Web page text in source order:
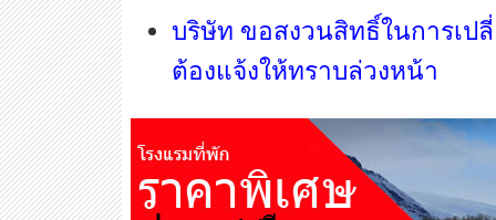
บริษัท ขอสงวนสิทธิ์ในการเป
ต้องแจ้งให้ทราบล่วงหน้า